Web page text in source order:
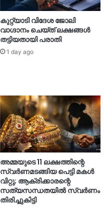
കുറ്റ്യാടി വിദേശ ജോലി
വാഗ്ദാനം ചെയ്ത് ലക്ഷങ്ങൾ
തട്ടിയതായി പരാതി
1 day ago
അമ്മയുടെ 11 ലക്ഷത്തിന്റെ
സ്വർണമടങ്ങിയ പെട്ടി മകൾ
വിറ്റു; ആക്രിക്കാരന്റെ
സത്യസന്ധതയിൽ സ്വർണം
തിരിച്ചുകിട്ടി